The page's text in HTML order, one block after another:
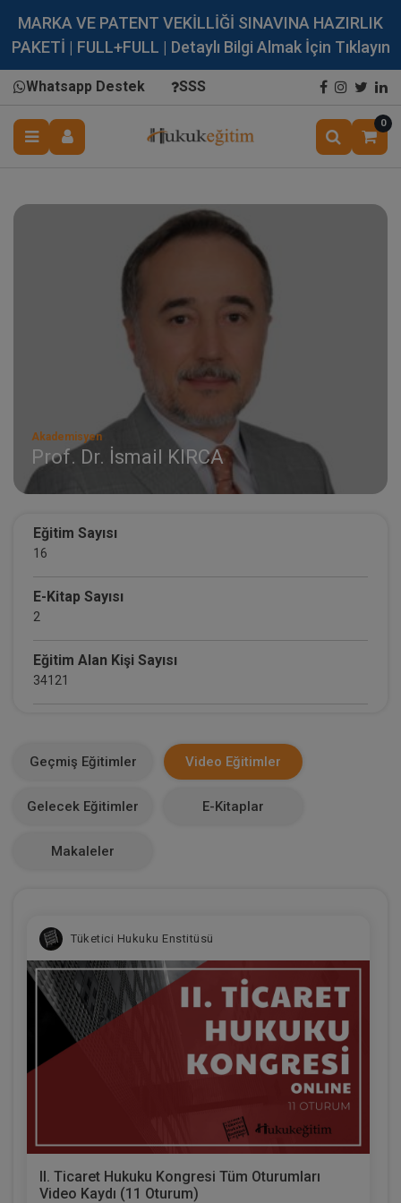
MARKA VE PATENT VEKİLLİĞİ SINAVINA HAZIRLIK
PAKETİ | FULL+FULL | Detaylı Bilgi Almak İçin Tıklayın
Whatsapp Destek SSS
0
Akademisyen
Prof. Dr. İsmail KIRCA
Eğitim Sayısı
16
E-Kitap Sayısı
2
Eğitim Alan Kişi Sayısı
34121
0
Geçmiş Eğitimler Video Eğitimler
Gelecek Eğitimler E-Kitaplar
Makaleler
Tüketici Hukuku Enstitüsü
II. Ticaret Hukuku Kongresi Tüm Oturumları
Video Kaydı (11 Oturum)